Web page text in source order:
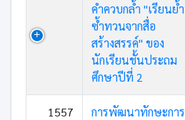
คำควบกล้ำ "เรียนย้ำ
ซ้ำทวนจากสื่อ
สร้างสรรค์" ของ
นักเรียนชั้นประถม
ศึกษาปีที่ 2
1557
การพัฒนาทักษะการ